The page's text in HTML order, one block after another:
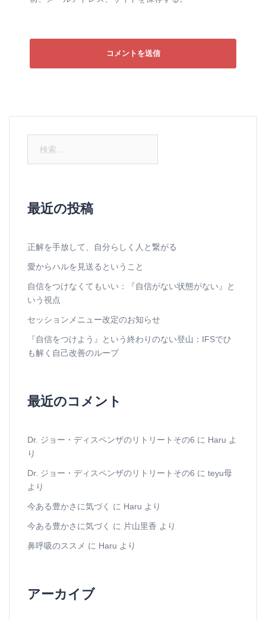
最近の投稿
正解を手放して、自分らしく人と繋がる
愛からハルを見送るということ
自信をつけなくてもいい：『自信がない状態がない』と
いう視点
セッションメニュー改定のお知らせ
『自信をつけよう』という終わりのない登山：IFSでひ
も解く自己改善のループ
最近のコメント
Dr. ジョー・ディスペンザのリトリートその6 に Haru よ
り
Dr. ジョー・ディスペンザのリトリートその6 に teyu母
より
今ある豊かさに気づく に Haru より
今ある豊かさに気づく に 片山里香 より
鼻呼吸のススメ に Haru より
アーカイブ